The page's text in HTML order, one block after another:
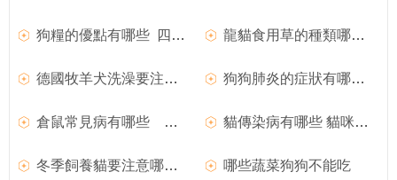
狗糧的優點有哪些 四大狗糧的好處分析 龍貓食用草的種類哪些區別
德國牧羊犬洗澡要注意哪些問題 狗狗肺炎的症狀有哪些 狗狗肺炎怎麼治
倉鼠常見病有哪些 倉鼠常見病集合 貓傳染病有哪些 貓咪的五大傳染病
冬季飼養貓要注意哪些問題 哪些蔬菜狗狗不能吃